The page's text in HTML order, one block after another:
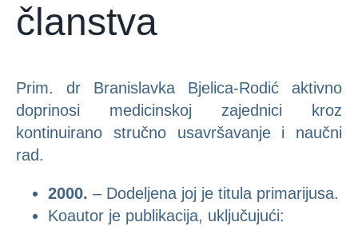
članstva
Prim. dr Branislavka Bjelica-Rodić aktivno
doprinosi medicinskoj zajednici kroz
kontinuirano stručno usavršavanje i naučni
rad.
2000. – Dodeljena joj je titula primarijusa.
Koautor je publikacija, uključujući: